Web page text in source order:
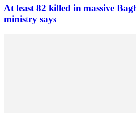
At least 82 killed in massive
ministry says